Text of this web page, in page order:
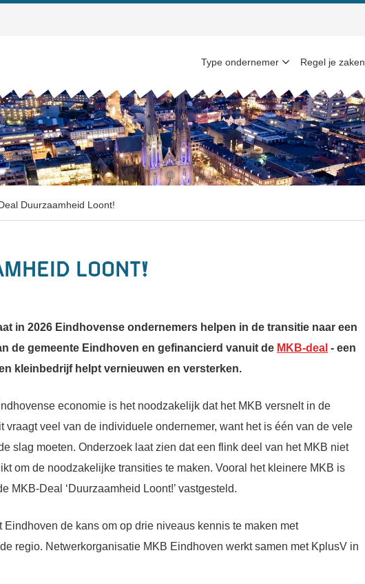
Type ondernemer Regel je zaken
Duurzaamheid Loont!
Loont!
in 2026 Eindhovense ondernemers helpen in de transitie naar een
de gemeente Eindhoven en gefinancierd vanuit de MKB-deal - een
kleinbedrijf helpt vernieuwen en versterken.
economie is het noodzakelijk dat het MKB versnelt in de
vraagt veel van de individuele ondernemer, want het is één van de vele
slag moeten. Onderzoek laat zien dat een flink deel van het MKB niet
om de noodzakelijke transities te maken. Vooral het kleinere MKB is
MKB-Deal ‘Duurzaamheid Loont!’ vastgesteld.
Eindhoven de kans om op drie niveaus kennis te maken met
regio. Netwerkorganisatie MKB Eindhoven werkt samen met KplusV in